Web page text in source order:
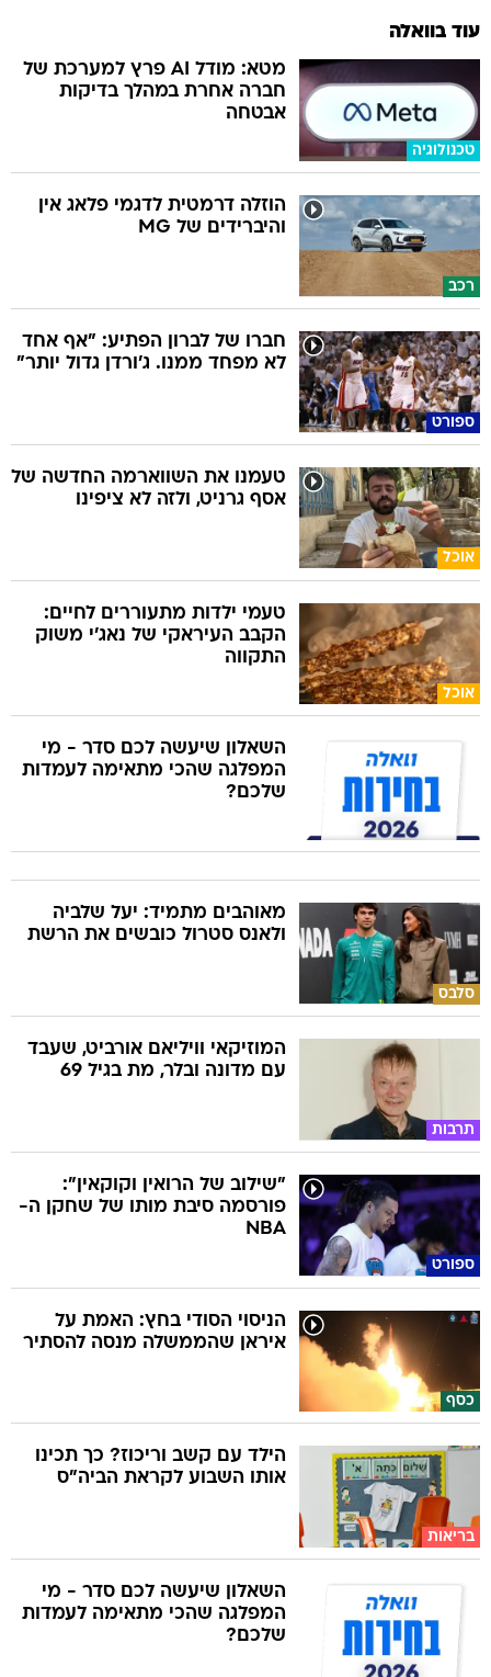
עוד בוואלה
טכנולוגיה
מטא: מודל AI פרץ למערכת של
חברה אחרת במהלך בדיקות
אבטחה
רכב
הוזלה דרמטית לדגמי פלאג אין
והיברידים של MG
ספורט
חברו של לברון הפתיע: "אף אחד
לא מפחד ממנו. ג'ורדן גדול יותר"
אוכל
טעמנו את השווארמה החדשה של
אסף גרניט, ולזה לא ציפינו
אוכל
טעמי ילדות מתעוררים לחיים:
הקבב העיראקי של נאג׳י משוק
התקווה
השאלון שיעשה לכם סדר - מי
המפלגה שהכי מתאימה לעמדות
שלכם?
סלבס
מאוהבים מתמיד: יעל שלביה
ולאנס סטרול כובשים את הרשת
תרבות
המוזיקאי וויליאם אורביט, שעבד
עם מדונה ובלר, מת בגיל 69
ספורט
"שילוב של הרואין וקוקאין":
פורסמה סיבת מותו של שחקן ה-
NBA
כסף
הניסוי הסודי בחץ: האמת על
איראן שהממשלה מנסה להסתיר
בריאות
הילד עם קשב וריכוז? כך תכינו
אותו השבוע לקראת הביה"ס
השאלון שיעשה לכם סדר - מי
המפלגה שהכי מתאימה לעמדות
שלכם?